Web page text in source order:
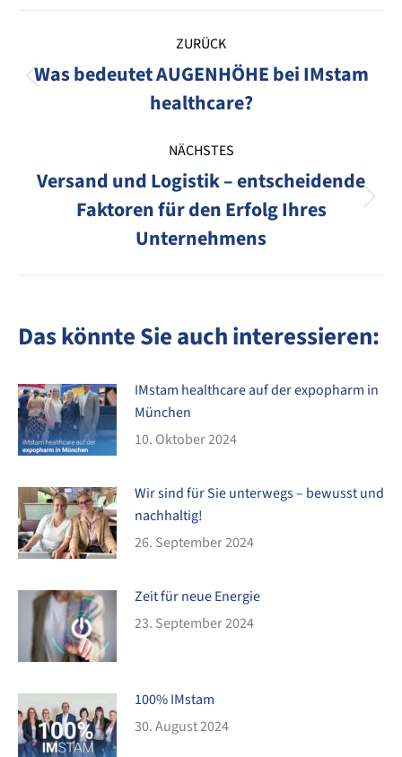
Kommentarnavigation
ZURÜCK
Vorheriger
Beitrag:
Was bedeutet AUGENHÖHE bei IMstam
healthcare?
NÄCHSTES
Nächster
Beitrag:
Versand und Logistik – entscheidende
Faktoren für den Erfolg Ihres
Unternehmens
Das könnte Sie auch interessieren:
IMstam healthcare auf der expopharm in
München
10. Oktober 2024
Wir sind für Sie unterwegs – bewusst und
nachhaltig!
26. September 2024
Zeit für neue Energie
23. September 2024
100% IMstam
30. August 2024